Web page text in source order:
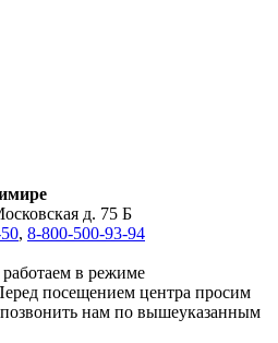
д. 75 Б
, 8-800-500-93-94
в режиме
посещением центра просим
позвонить нам по вышеуказанным